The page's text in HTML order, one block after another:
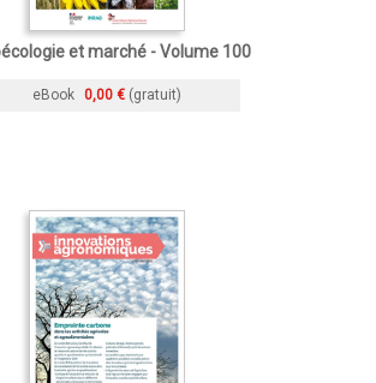
et marché - Volume 100
eBook 0,00 € (gratuit)